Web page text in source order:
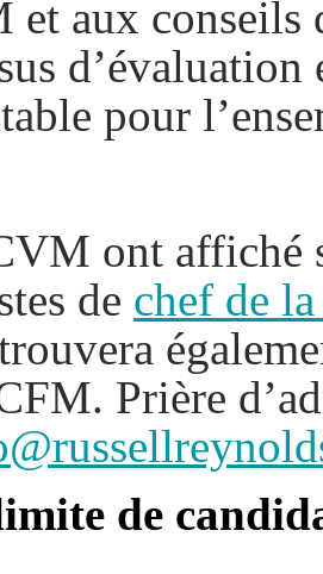
et aux
pour
ont affiché
de chef de
Prière
de